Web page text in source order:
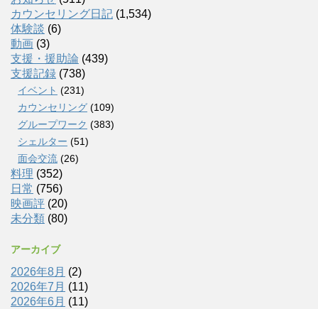
カウンセリング日記 (1,534)
体験談 (6)
動画 (3)
支援・援助論 (439)
支援記録 (738)
イベント (231)
カウンセリング (109)
グループワーク (383)
シェルター (51)
面会交流 (26)
料理 (352)
日常 (756)
映画評 (20)
未分類 (80)
アーカイブ
2026年8月 (2)
2026年7月 (11)
2026年6月 (11)